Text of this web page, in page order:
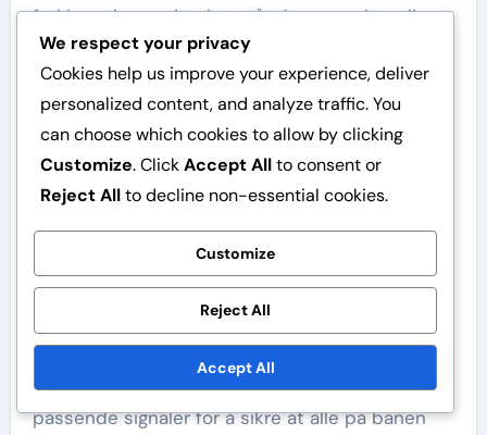
forklare sine avgjørelser når det er nødvendig,
og fremme en respektfull dialog med trenere og
spillere.
Å opprettholde roen under press er avgjørende.
Dommerne bør øve på teknikker for å forbli
rolige og fokuserte, spesielt under avgjørende
øyeblikk i kampen.
Kommunikasjonsteknikker
Klar kommunikasjon er nøkkelen for dommerne
for å formidle avgjørelser og instruksjoner
effektivt. Dommerne bør bruke konsist språk og
passende signaler for å sikre at alle på banen
We respect your privacy
Cookies help us improve your experience, deliver
personalized content, and analyze traffic. You
can choose which cookies to allow by clicking
Customize. ClickAccept Allto consent or
Reject Allto decline non-essential cookies.
Customize
Reject All
Accept All